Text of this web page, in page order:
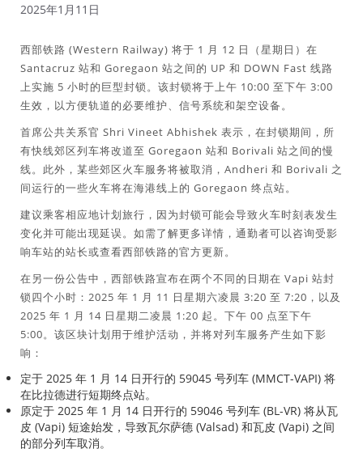
2025年1月11日
西部铁路 (Western Railway) 将于 1 月 12 日（星期日）在
Santacruz 站和 Goregaon 站之间的 UP 和 DOWN Fast 线路
上实施 5 小时的巨型封锁。该封锁将于上午 10:00 至下午 3:00
生效，以方便轨道的必要维护、信号系统和架空设备。
首席公共关系官 Shri Vineet Abhishek 表示，在封锁期间，所
有快线郊区列车将改道至 Goregaon 站和 Borivali 站之间的慢
线。此外，某些郊区火车服务将被取消，Andheri 和 Borivali 之
间运行的一些火车将在海港线上的 Goregaon 终点站。
建议乘客相应地计划旅行，因为封锁可能会导致火车时刻表发生
变化并可能出现延误。如需了解更多详情，通勤者可以咨询受影
响车站的站长或查看西部铁路的官方更新。
在另一份公告中，西部铁路宣布在两个不同的日期在 Vapi 站封
锁四个小时：2025 年 1 月 11 日星期六凌晨 3:20 至 7:20，以及
2025 年 1 月 14 日星期二凌晨 1:20 起。下午 00 点至下午
5:00。该区块计划用于维护活动，并将对列车服务产生如下影
响：
定于 2025 年 1 月 14 日开行的 59045 号列车 (MMCT-VAPI) 将
在比拉德进行短期终点站。
原定于 2025 年 1 月 14 日开行的 59046 号列车 (BL-VR) 将从瓦
皮 (Vapi) 短途始发，导致瓦尔萨德 (Valsad) 和瓦皮 (Vapi) 之间
的部分列车取消。